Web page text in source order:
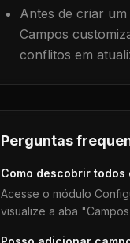
Antes de criar
Campos
conflitos em
Perguntas
Como descobrir todos
Acesse o módulo
visualize a aba